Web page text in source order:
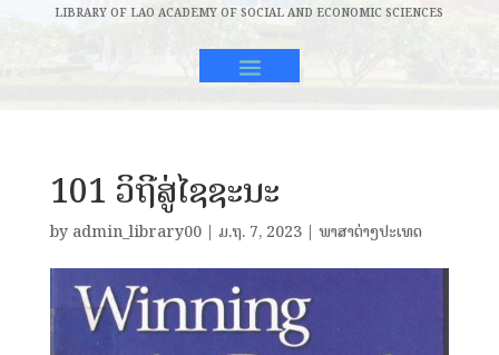
LIBRARY OF LAO ACADEMY OF SOCIAL AND ECONOMIC SCIENCES
101 ວິຖີສູ່ໄຊຊະນະ
by admin_library00| ມ.ຖ. 7, 2023| ພາສາຕ່າງປະເທດ